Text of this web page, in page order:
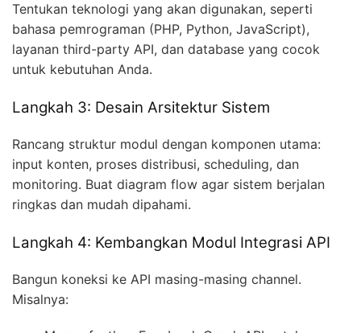
Tentukan teknologi yang akan digunakan, seperti
bahasa pemrograman (PHP, Python, JavaScript),
layanan third-party API, dan database yang cocok
untuk kebutuhan Anda.
Langkah 3: Desain Arsitektur Sistem
Rancang struktur modul dengan komponen utama:
input konten, proses distribusi, scheduling, dan
monitoring. Buat diagram flow agar sistem berjalan
ringkas dan mudah dipahami.
Langkah 4: Kembangkan Modul Integrasi API
Bangun koneksi ke API masing-masing channel.
Misalnya: